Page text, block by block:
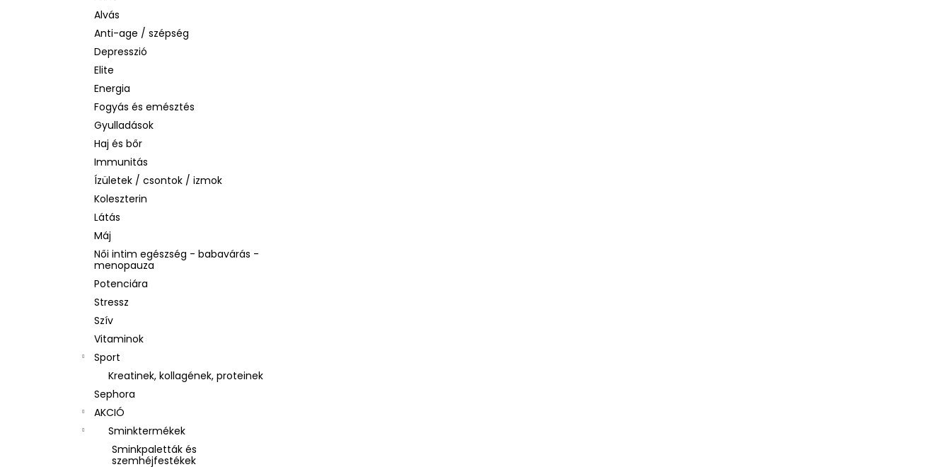
Alvás
Anti-age / szépség
Depresszió
Elite
Energia
Fogyás és emésztés
Gyulladások
Haj és bőr
Immunitás
Ízületek / csontok / izmok
Koleszterin
Látás
Máj
Női intim egészség - babavárás -
menopauza
Potenciára
Stressz
Szív
Vitaminok
Sport
Kreatinek, kollagének, proteinek
Sephora
AKCIÓ
Sminktermékek
Sminkpaletták és
szemhéjfestékek
LA ROCHE-POSAY B5 RÁNCTALANÍTÓ
SZÉRUM ÉRZÉKENY BŐRRE, 10 ML
1 760 Ft
Korábbi: 4 580 Ft